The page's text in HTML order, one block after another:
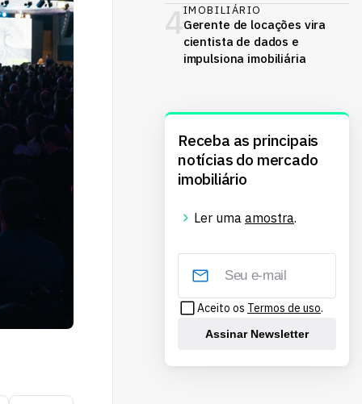
4IMOBILIÁRIO
Gerente de locações vira
cientista de dados e
impulsiona imobiliária
Receba as principais
notícias do mercado
imobiliário
Ler uma amostra.
Aceito os Termos de uso.
Assinar Newsletter